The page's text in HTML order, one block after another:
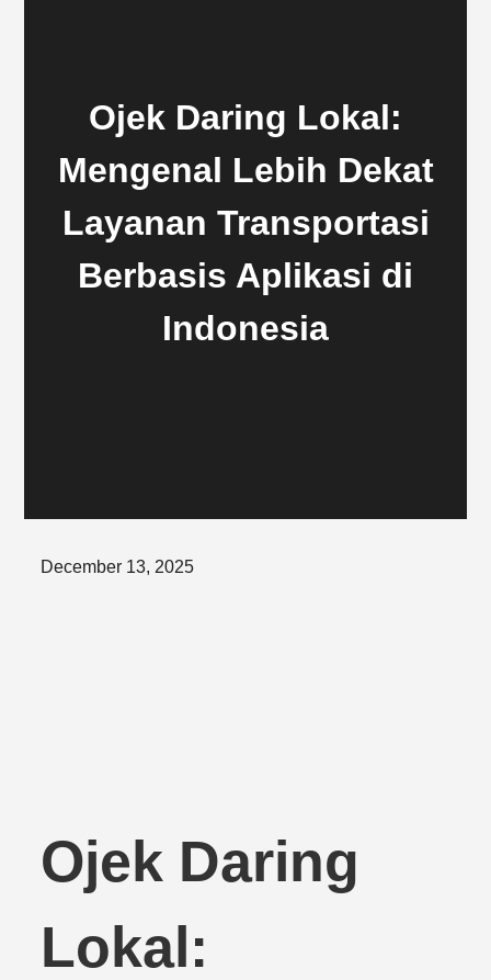
Ojek Daring Lokal:
Mengenal Lebih Dekat
Layanan Transportasi
Berbasis Aplikasi di
Indonesia
Posted
December 13, 2025
Ojek Daring
Lokal: